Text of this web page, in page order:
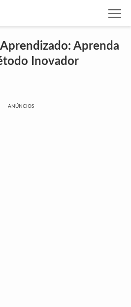
Aprenda
Inovador
ANÚNCIOS